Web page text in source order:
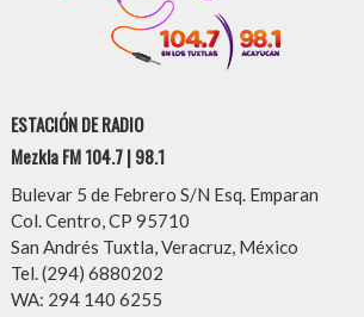
ESTACIÓN DE RADIO
Mezkla FM 104.7 | 98.1
Bulevar 5 de Febrero S/N Esq. Emparan
Col. Centro, CP 95710
San Andrés Tuxtla, Veracruz, México
Tel. (294) 6880202
WA: 294 140 6255